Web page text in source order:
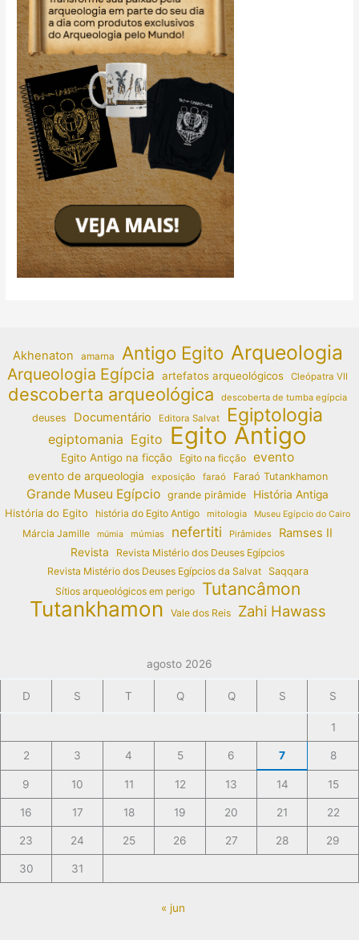
Akhenaton amarna Antigo Egito Arqueologia
Arqueologia Egípcia artefatos arqueológicos Cleópatra VII
descoberta arqueológica descoberta de tumba egípcia
deuses Documentário Editora Salvat Egiptologia
egiptomania Egito Egito Antigo
Egito Antigo na ficção Egito na ficção evento
evento de arqueologia exposição faraó Faraó Tutankhamon
Grande Museu Egípcio grande pirâmide
História Antiga
História do Egito
história do Egito Antigo mitologia Museu Egípcio do Cairo
Márcia Jamille múmia múmias nefertiti Pirâmides Ramses II
Revista
Revista Mistério dos Deuses Egípcios
Revista Mistério dos Deuses Egípcios da Salvat
Saqqara
Sítios arqueológicos em perigo
Tutancâmon
Tutankhamon Vale dos Reis Zahi Hawass
agosto 2026
D S T Q Q S S
1
2 3 4 5 6 7 8
9 10 11 12 13 14 15
16 17 18 19 20 21 22
23 24 25 26 27 28 29
30 31
« jun